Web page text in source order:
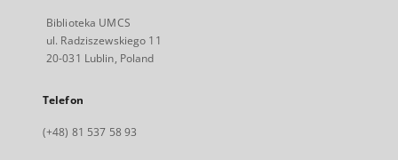
Biblioteka UMCS
ul. Radziszewskiego 11
20-031 Lublin, Poland
Telefon
(+48) 81 537 58 93